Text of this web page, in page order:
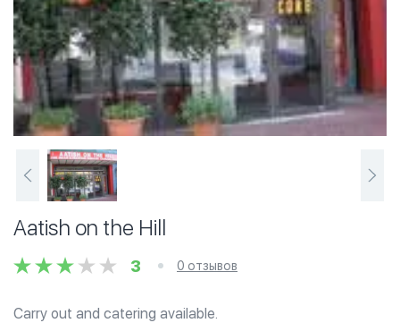
Aatish on the Hill
3 0 отзывов
Carry out and catering available.